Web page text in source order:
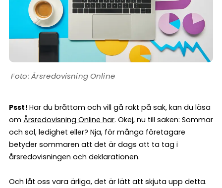
Årsredovisning Online
Psst! Har du bråttom och vill gå rakt på sak, kan du läsa
om Årsredovisning Online här. Okej, nu till saken: Sommar
och sol, ledighet eller? Nja, för många företagare
betyder sommaren att det är dags att ta tag i
årsredovisningen och deklarationen.
Och låt oss vara ärliga, det är lätt att skjuta upp detta.